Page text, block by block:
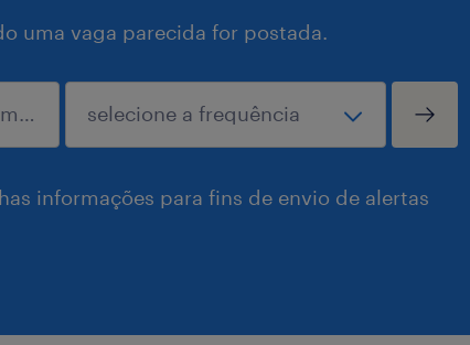
uma vaga parecida for postada.
informações para fins de envio de alertas